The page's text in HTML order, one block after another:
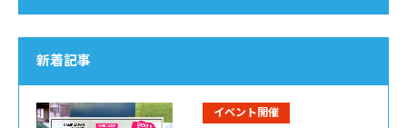
新着記事
イベント開催